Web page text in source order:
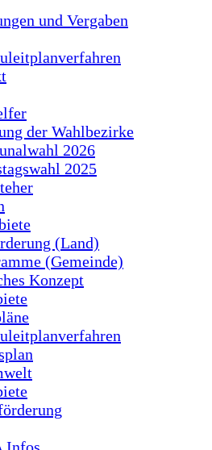
und Vergaben
der Wahlbezirke
2026
2025
(Land)
(Gemeinde)
Konzept